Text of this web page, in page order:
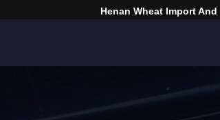
Henan Wheat Import